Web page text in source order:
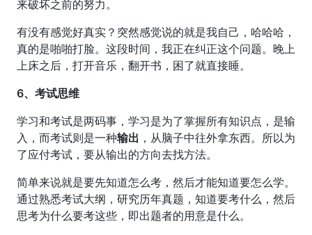
来破坏之前的努力。
有没有感觉好真实？突然感觉说的就是我自己，哈哈哈，
真的是啪啪打脸。这段时间，我正在纠正这个问题。晚上
上床之后，打开音乐，翻开书，困了就直接睡。
6、考试思维
学习和考试是两码事，学习是为了掌握所有知识点，是输
入，而考试则是一种输出 ，从脑子中往外拿东西。所以为
了应付考试，要从输出的方向去找方法。
简单来说就是要先知道怎么考，然后才能知道要怎么学。
通过熟悉考试大纲，研究历年真题，知道要考什么，然后
思考为什么要考这些，即出题者的用意是什么。